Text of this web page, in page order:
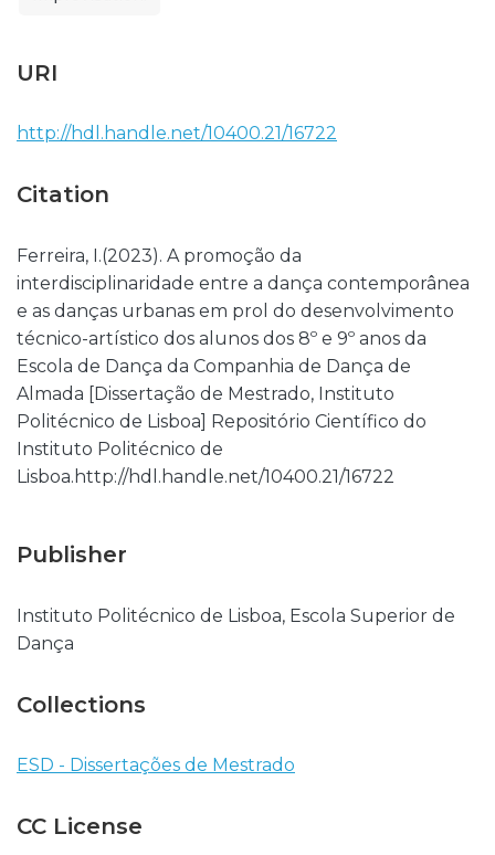
URI
http://hdl.handle.net/10400.21/16722
Citation
Ferreira, I.(2023). A promoção da
interdisciplinaridade entre a dança contemporânea
e as danças urbanas em prol do desenvolvimento
técnico-artístico dos alunos dos 8º e 9º anos da
Escola de Dança da Companhia de Dança de
Almada [Dissertação de Mestrado, Instituto
Politécnico de Lisboa] Repositório Científico do
Instituto Politécnico de
Lisboa.http://hdl.handle.net/10400.21/16722
Publisher
Instituto Politécnico de Lisboa, Escola Superior de
Dança
Collections
ESD - Dissertações de Mestrado
CC License